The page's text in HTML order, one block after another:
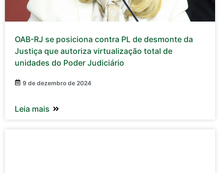
OAB-RJ se posiciona contra PL de desmonte da
Justiça que autoriza virtualização total de
unidades do Poder Judiciário
9 de dezembro de 2024
Leia mais